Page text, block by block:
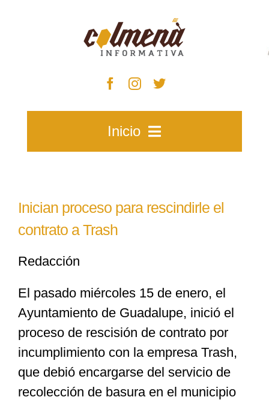
Inicio
Zacatecas
Especiales
Nacional
Opinión
Inician proceso para rescindirle el
contrato a Trash
Redacción
El pasado miércoles 15 de enero, el
Ayuntamiento de Guadalupe, inició el
proceso de rescisión de contrato por
incumplimiento con la empresa Trash,
que debió encargarse del servicio de
recolección de basura en el municipio